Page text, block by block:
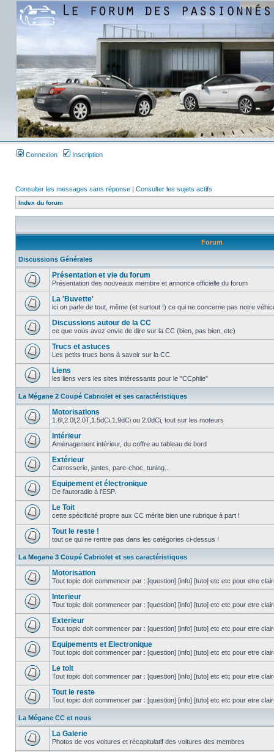
Connexion Inscription
Consulter les messages sans réponse | Consulter les sujets actifs
Index du forum
Forum
Discussions Générales
Présentation et vie du forum
Présentation des nouveaux membre et annonce officielle du forum
La 'Buvette'
ici on parle de tout, même (et surtout !) ce qui ne concerne pas notre
Discussions autour de la CC
ce que vous avez envie de dire sur la CC (bien, pas bien, etc)
Trucs et astuces
Les petits trucs bons à savoir sur la CC.
Liens
les liens vers les sites intéressants pour le "CCphile"
La Mégane 2 Coupé Cabriolet et ses caractéristiques
Motorisations
1.6l,2.0l,2.0T,1.5dCi,1.9dCi ou 2.0dCi, tout sur les moteurs
Intérieur
Aménagement intérieur, du coffre au tableau de bord
Extérieur
Carrosserie, jantes, pare-choc, tuning...
Equipement et électronique
De l'autoradio à l'ESP.
Le Toit
cette spécificité propre aux CC mérite bien une rubrique à part !
Tout le reste !
tout ce qui ne rentre pas dans les catégories ci-dessus !
La Megane 3 Coupé Cabriolet et ses caractéristiques
Motorisation
Tout topic doit commencer par : [question] [info] [tuto] etc etc pour etre
Interieur
Tout topic doit commencer par : [question] [info] [tuto] etc etc pour etre
Exterieur
Tout topic doit commencer par : [question] [info] [tuto] etc etc pour etre
Equipements et Electronique
Tout topic doit commencer par : [question] [info] [tuto] etc etc pour etre
Le toit
Tout topic doit commencer par : [question] [info] [tuto] etc etc pour etre
Tout le reste
Tout topic doit commencer par : [question] [info] [tuto] etc etc pour etre
La Mégane CC et nous
La Galerie
Photos de vos voitures et récapitulatif des voitures des membres